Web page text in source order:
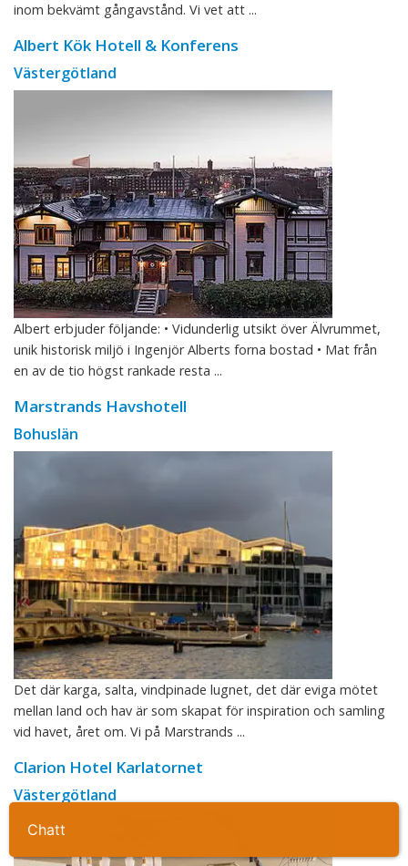
Ta kontakt
inom bekvämt gångavstånd. Vi vet att ...
Albert Kök Hotell & Konferens
Västergötland
Albert erbjuder följande: • Vidunderlig utsikt över Älvrummet,
unik historisk miljö i Ingenjör Alberts forna bostad • Mat från
en av de tio högst rankade resta ...
Marstrands Havshotell
Bohuslän
Det där karga, salta, vindpinade lugnet, det där eviga mötet
mellan land och hav är som skapat för inspiration och samling
vid havet, året om. Vi på Marstrands ...
Clarion Hotel Karlatornet
Västergötland